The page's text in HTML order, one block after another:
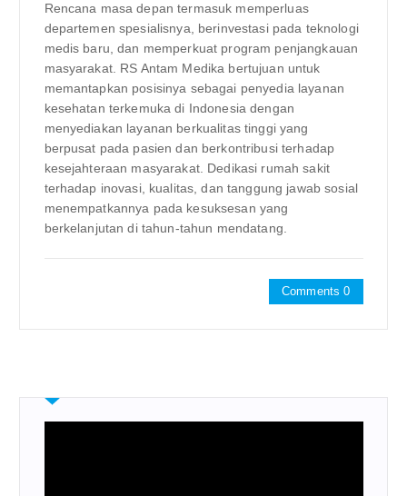
Rencana masa depan termasuk memperluas
departemen spesialisnya, berinvestasi pada teknologi
medis baru, dan memperkuat program penjangkauan
masyarakat. RS Antam Medika bertujuan untuk
memantapkan posisinya sebagai penyedia layanan
kesehatan terkemuka di Indonesia dengan
menyediakan layanan berkualitas tinggi yang
berpusat pada pasien dan berkontribusi terhadap
kesejahteraan masyarakat. Dedikasi rumah sakit
terhadap inovasi, kualitas, dan tanggung jawab sosial
menempatkannya pada kesuksesan yang
berkelanjutan di tahun-tahun mendatang.
Comments 0